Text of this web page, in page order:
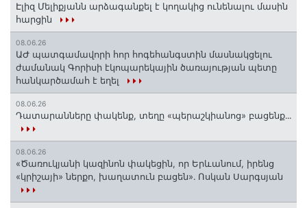
Էլիզ Մելիքյանն արձագանքել է կողակից ունենալու մասին
հարցին
08.06.26
ԱԺ պատգամավորի հոր հոգեհանգստին մասնակցելու
ժամանակ Գորիսի էկոպարեկային ծառայության պետը
հանկարծամահ է եղել
08.06.26
Դատարանները փակենք, տեղը «պերաշկիանոց» բացենք․․․
08.06.26
«Ծառուկյանի կազինոն փակեցին, որ Երևանում, իրենց
«կրիշայի» ներքո, խաղատուն բացեն»․ Ոսկան Սարգսյան